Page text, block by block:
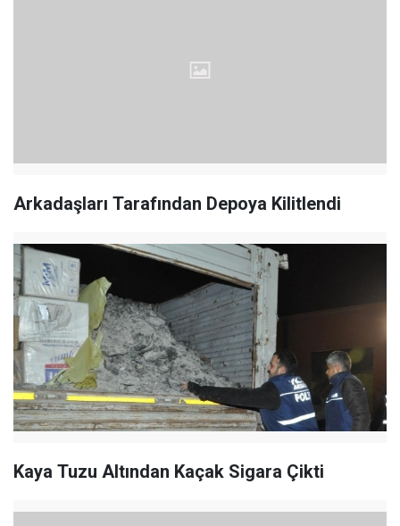
Arkadaşları Tarafından Depoya Kilitlendi
Kaya Tuzu Altından Kaçak Sigara Çikti